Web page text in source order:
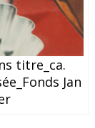
titre_ca.
Jan